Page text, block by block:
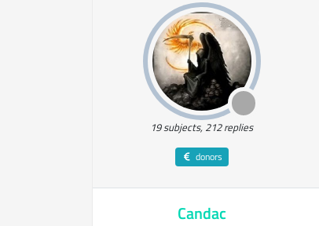
19 subjects, 212 replies
donors
Candac